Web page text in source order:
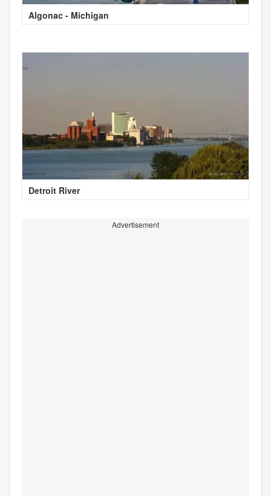
Algonac - Michigan
Detroit River
Advertisement